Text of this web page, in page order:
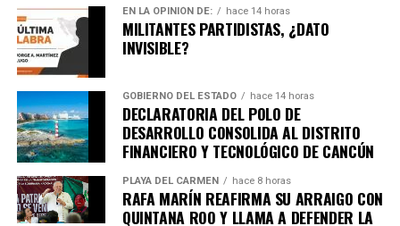
EN LA OPINIÓN DE: hace 14 horas
MILITANTES PARTIDISTAS, ¿DATO
INVISIBLE?
GOBIERNO DEL ESTADO hace 14 horas
DECLARATORIA DEL POLO DE
DESARROLLO CONSOLIDA AL DISTRITO
FINANCIERO Y TECNOLÓGICO DE CANCÚN
PLAYA DEL CARMEN hace 8 horas
RAFA MARÍN REAFIRMA SU ARRAIGO CON
QUINTANA ROO Y LLAMA A DEFENDER LA